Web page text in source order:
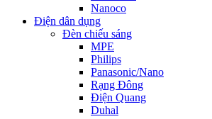
Nanoco
Điện dân dụng
Đèn chiếu sáng
MPE
Philips
Panasonic/Nano
Rạng Đông
Điện Quang
Duhal